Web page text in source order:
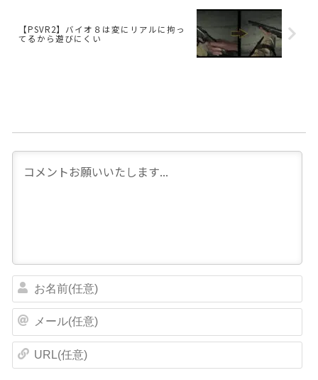
【PSVR2】バイオ８は変にリアルに拘っ
てるから遊びにくい
前
任
)
ル